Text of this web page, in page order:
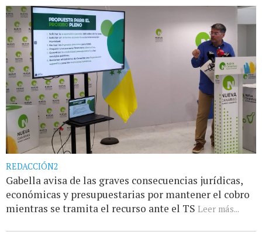
REDACCIÓN2
Gabella avisa de las graves consecuencias jurídicas,
económicas y presupuestarias por mantener el cobro
mientras se tramita el recurso ante el TS Leer más...